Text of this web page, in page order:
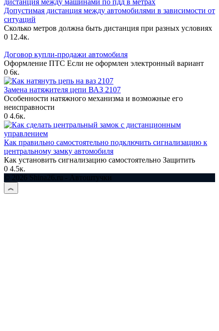
Допустимая дистанция между автомобилями в зависимости от
ситуаций
Сколько метров должна быть дистанция при разных условиях
0 12.4к.
Договор купли-продажи автомобиля
Оформление ПТС Если не оформлен электронный вариант
0 6к.
Замена натяжителя цепи ВАЗ 2107
Особенности натяжного механизма и возможные его
неисправности
0 4.6к.
Как правильно самостоятельно подключить сигнализацию к
центральному замку автомобиля
Как установить сигнализацию самостоятельно Защитить
0 4.5к.
© 2026 Shina26.ru - Автоштучки